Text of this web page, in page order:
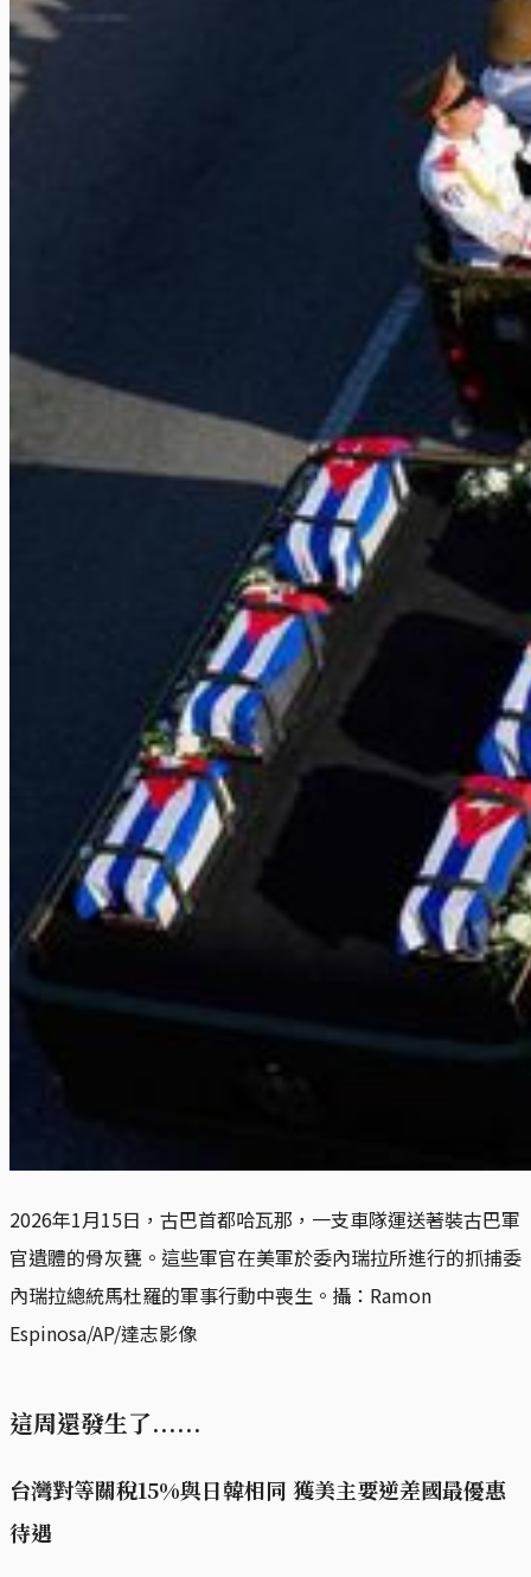
2026年1月15日，古巴首都哈瓦那，一支車隊運送著裝古巴軍
官遺體的骨灰甕。這些軍官在美軍於委內瑞拉所進行的抓捕委
內瑞拉總統馬杜羅的軍事行動中喪生。攝：Ramon
Espinosa/AP/達志影像
這周還發生了......
台灣對等關稅15%與日韓相同 獲美主要逆差國最優惠
待遇